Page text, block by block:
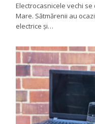
Electrocasnicele vechi
Mare. Sătmărenii au
electrice și…